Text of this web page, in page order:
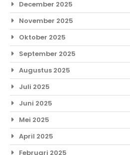
December 2025
November 2025
Oktober 2025
September 2025
Augustus 2025
Juli 2025
Juni 2025
Mei 2025
April 2025
Februari 2025